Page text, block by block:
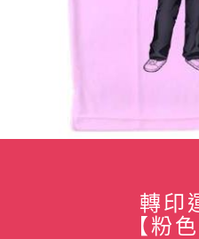
轉印
【粉